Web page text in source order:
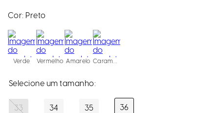
Cor: Preto
Verde Vermelho Amarelo Caramelo
33 34 35 36